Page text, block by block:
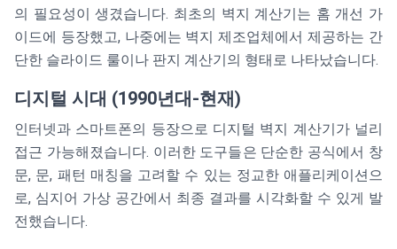
의 필요성이 생겼습니다. 최초의 벽지 계산기는 홈 개선 가
이드에 등장했고, 나중에는 벽지 제조업체에서 제공하는 간
단한 슬라이드 룰이나 판지 계산기의 형태로 나타났습니다.
디지털 시대 (1990년대-현재)
인터넷과 스마트폰의 등장으로 디지털 벽지 계산기가 널리
접근 가능해졌습니다. 이러한 도구들은 단순한 공식에서 창
문, 문, 패턴 매칭을 고려할 수 있는 정교한 애플리케이션으
로, 심지어 가상 공간에서 최종 결과를 시각화할 수 있게 발
전했습니다.